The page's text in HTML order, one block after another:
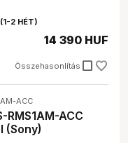
2 HÉT)
Összehasonlítás check_box_outline_blank
14 390 HUF
ACC
RMS1AM-ACC
(Sony)